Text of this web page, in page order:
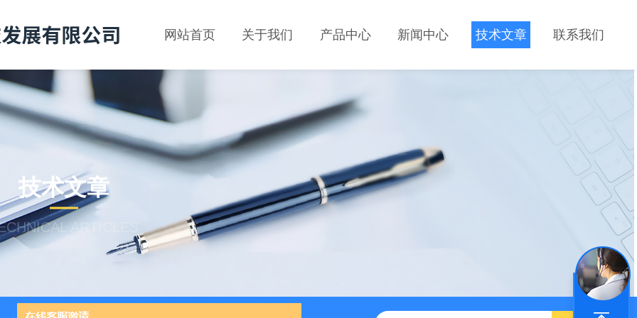
网站首页 关于我们 产品中心 新闻中心 技术文章 联系我们
技术文章
ARTICLES